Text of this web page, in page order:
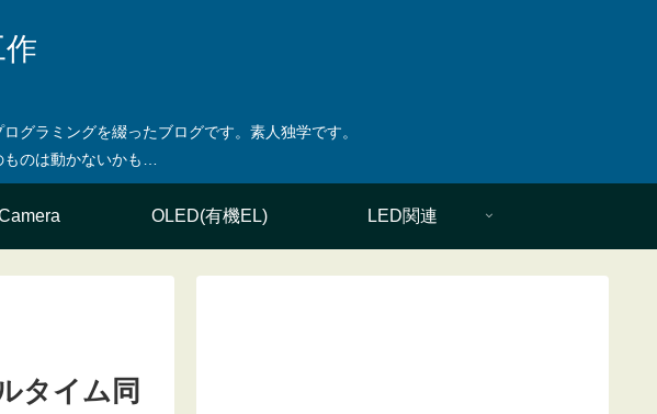
グラミングを綴ったブログです。素人独学です。
OLED(有機EL) LED関連
タイム同